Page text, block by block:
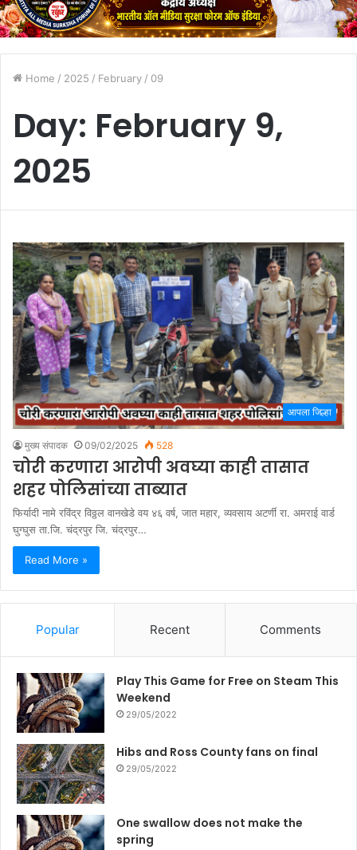
Home / 2025 / February / 09
Day: February 9,
2025
आपला जिल्हा
मुख्य संपादक 09/02/2025 528
चोरी करणारा आरोपी अवघ्या काही तासात
शहर पोलिसांच्या ताब्यात
फिर्यादी नामे रविंद्र विठ्ठल वानखेडे वय ४६ वर्ष, जात महार, व्यवसाय अटर्णी रा. अमराई वार्ड
घुग्घुस ता.जि. चंद्रपुर जि. चंद्रपुर…
Read More »
Popular Recent Comments
Play This Game for Free on Steam This
Weekend
29/05/2022
Hibs and Ross County fans on final
29/05/2022
One swallow does not make the
spring